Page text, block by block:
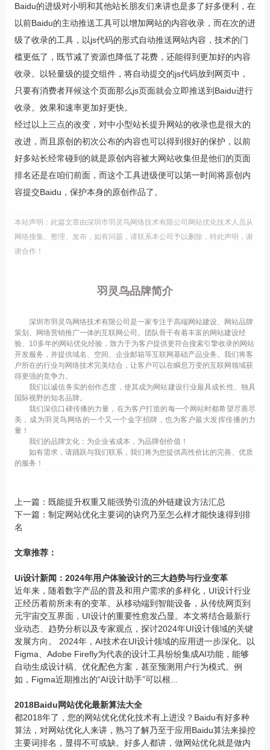
Baidu的进级对小明和其他站长朋友们来讲也是多了好多便利，在
以前Baidu的主动推送工具可以增加网站的内容收录，而在次的进
级了收录的工具，以js代码的形式自动推送网站内容，技术的门
槛更低了，既节减了资源也降低了花费，还能得到更加好的内容
收录。以轻量级的提交组件，将自动提交的js代码放到网页中，
只要有消费者拜候这个页面那么js页面就会立即推送到Baidu进行
收录。效果和速率更加好更快。
经过以上三点的改变，对中小型站长提升网站的收录也是很大的
改进，而且原创的初次公布的内容也可以得到很好的保护，以前
好多站长经常碰到的就是原创内容被大网站收集但是他们的页面
排名还是在咱们前面，而这个工具进级便可以第一时间将原创内
容提交Baidu，保护本身的原创作品了。
本站声明：此篇文章由深圳市羽灵鸟网络技术有限公司网站优化技术人员从
网络搜集、整理、发布，如有问题，请联系本公司予以删除，特此声明，谢
谢合作！
羽灵鸟品牌简介
深圳市羽灵鸟网络技术有限公司是一家专注于高端网站建设、网站品牌
策划、网络营销推广一体的互联网公司。团队骨干有着丰富的网站建设经
验、10多年的网站优化经验，致力于为客户提供更符合搜索引擎收录的网站
开发服务，并提供域名、空间、企业邮箱等互联网基础产品业务。我们将客
户所在的行业与网络技术完美结合，让客户可以在瞬息万变的互联网领域获
得更强的竞争力。
我们以诚信务实的创作态度，使其成为网站建设行业最具成长性、独具
国际视野的知名品牌。
我们深信口碑传播的力量，在为客户打造的每一个网站时都希望尽善尽
美，成为羽灵鸟网络的一个又一个金字招牌，也为客户最大发挥传播的力
量！
我们的品牌文化：为企业省成本，为品牌创价值！
如有需求，请踊跃与我们联系，我们将为您提供高性价比的完善、优质
的服务！
上一篇： 既能提升权重又能强势引流的外链建设方法汇总
下一篇： 制定网站优化主要词的诀窍乃至怎么样才能快速得到排
名
文章推荐：
Ui设计新闻：2024年用户体验设计的三大趋势与行业变革
近年来，随着数字产品的普及和用户需求的多样化，UI设计行业
正经历着前所未有的变革。从移动端到智能设备，从传统网页到
元宇宙交互界面，UI设计的重要性愈发凸显。本文将结合最新行
业动态、趋势分析以及专家观点，探讨2024年UI设计领域的关键
发展方向。 2024年，AI技术在UI设计领域的应用进一步深化。以
Figma、Adobe Firefly为代表的设计工具纷纷集成AI功能，能够
自动生成设计稿、优化配色方案，甚至预测用户行为模式。例
如，Figma近期推出的“AI设计助手”可以根...
2018Baidu网站优化最新算法大全
都2018年了，您的网站优化优化技术有上进没？Baidu有好多种
算法，对网站优化人来讲，熟习了解乃至于应用Baidu算法来操控
主要词排名，显得不可或缺。好多人都讲，做网站优化就是做内